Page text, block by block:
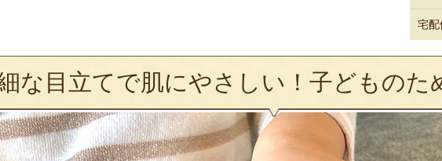
宅配
な目立てで肌にやさしい！子どものた